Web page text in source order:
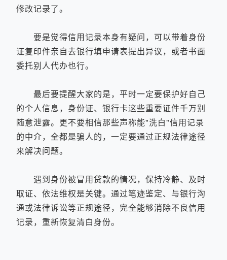
修改记录了。
要是觉得信用记录本身有疑问，可以带着身份
证复印件亲自去银行填申请表提出异议，或者书面
委托别人代办也行。
最后要提醒大家的是，平时一定要保护好自己
的个人信息，身份证、银行卡这些重要证件千万别
随意泄露。更不要相信那些声称能"洗白"信用记录
的中介，全都是骗人的，一定要通过正规法律途径
来解决问题。
遇到身份被冒用贷款的情况，保持冷静、及时
取证、依法维权是关键。通过笔迹鉴定、与银行沟
通或法律诉讼等正规途径，完全能够消除不良信用
记录，重新恢复清白身份。